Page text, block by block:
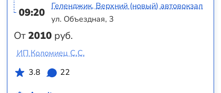
09:20
От2010 руб.
Геленджик, Верхний (новый) автовокзал
ул. Объездная, 3
ИП Коломиец С.С.
3.8
22